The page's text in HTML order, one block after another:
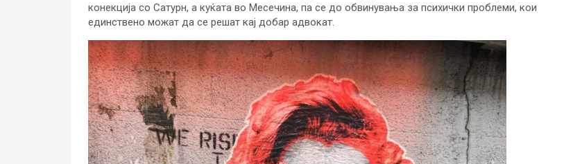
конекција со Сатурн, а куќата во Месечина, па се до обвинувања за психички проблеми, кои
единствено можат да се решат кај добар адвокат.